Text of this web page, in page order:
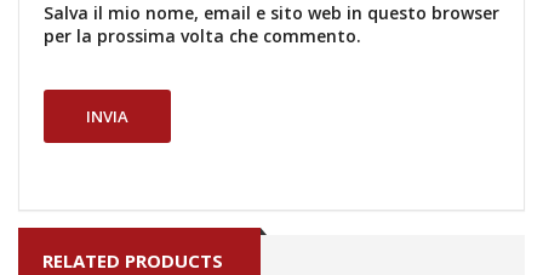
Salva il mio nome, email e sito web in questo browser
per la prossima volta che commento.
RELATED PRODUCTS